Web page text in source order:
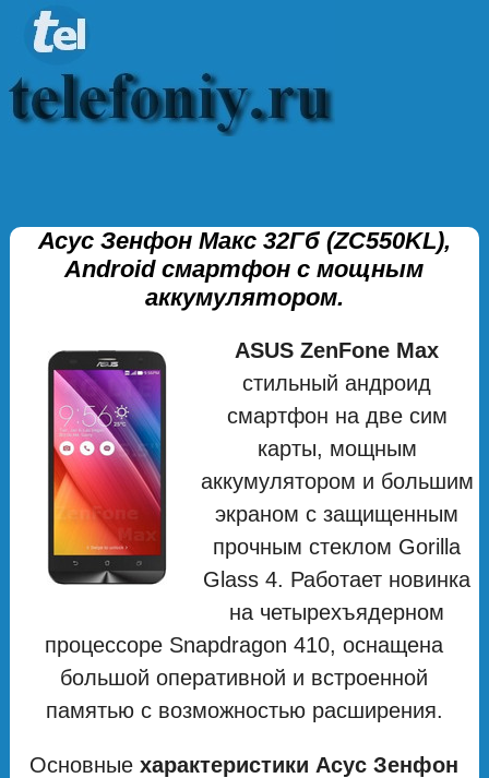
Асус Зенфон Макс 32Гб (ZC550KL),
Android смартфон с мощным
аккумулятором.
ASUS ZenFone Max
стильный андроид
смартфон на две сим
карты, мощным
аккумулятором и большим
экраном с защищенным
прочным стеклом Gorilla
Glass 4. Работает новинка
на четырехъядерном
процессоре Snapdragon 410, оснащена
большой оперативной и встроенной
памятью с возможностью расширения.
Основныехарактеристики Асус Зенфон